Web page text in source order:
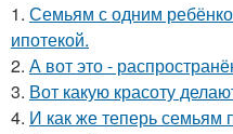
1. Семьям с одним
ипотекой.
2. А вот это -
3. Вот какую красоту
4. И как же теперь семьям